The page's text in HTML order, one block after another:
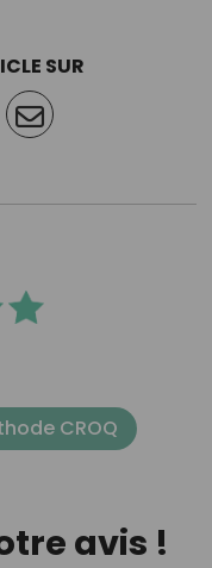
SUR
CROQ
avis !